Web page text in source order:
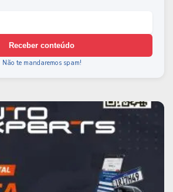
Receber conteúdo
Não te mandaremos spam!